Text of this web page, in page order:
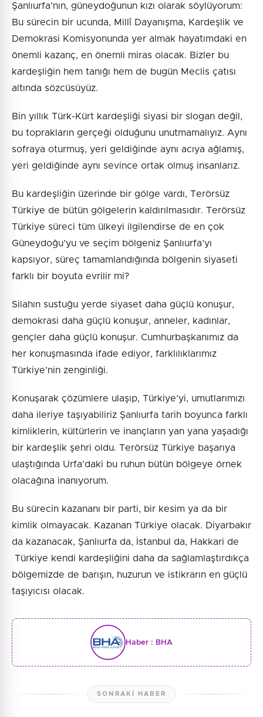
Şanlıurfa'nın, güneydoğunun kızı olarak söylüyorum:
Bu sürecin bir ucunda, Millî Dayanışma, Kardeşlik ve
Demokrasi Komisyonunda yer almak hayatımdaki en
önemli kazanç, en önemli miras olacak. Bizler bu
kardeşliğin hem tanığı hem de bugün Meclis çatısı
altında sözcüsüyüz.
Bin yıllık Türk-Kürt kardeşliği siyasi bir slogan değil,
bu toprakların gerçeği olduğunu unutmamalıyız. Aynı
sofraya oturmuş, yeri geldiğinde aynı acıya ağlamış,
yeri geldiğinde aynı sevince ortak olmuş insanlarız.
Bu kardeşliğin üzerinde bir gölge vardı, Terörsüz
Türkiye de bütün gölgelerin kaldırılmasıdır. Terörsüz
Türkiye süreci tüm ülkeyi ilgilendirse de en çok
Güneydoğu’yu ve seçim bölgeniz Şanlıurfa’yı
kapsıyor, süreç tamamlandığında bölgenin siyaseti
farklı bir boyuta evrilir mi?
Silahın sustuğu yerde siyaset daha güçlü konuşur,
demokrasi daha güçlü konuşur, anneler, kadınlar,
gençler daha güçlü konuşur. Cumhurbaşkanımız da
her konuşmasında ifade ediyor, farklılıklarımız
Türkiye’nin zenginliği.
Konuşarak çözümlere ulaşıp, Türkiye’yi, umutlarımızı
daha ileriye taşıyabiliriz Şanlıurfa tarih boyunca farklı
kimliklerin, kültürlerin ve inançların yan yana yaşadığı
bir kardeşlik şehri oldu. Terörsüz Türkiye başarıya
ulaştığında Urfa’daki bu ruhun bütün bölgeye örnek
olacağına inanıyorum.
Bu sürecin kazananı bir parti, bir kesim ya da bir
kimlik olmayacak. Kazanan Türkiye olacak. Diyarbakır
da kazanacak, Şanlıurfa da, İstanbul da, Hakkari de
Türkiye kendi kardeşliğini daha da sağlamlaştırdıkça
bölgemizde de barışın, huzurun ve istikrarın en güçlü
taşıyıcısı olacak.
Haber : BHA
SONRAKI HABER